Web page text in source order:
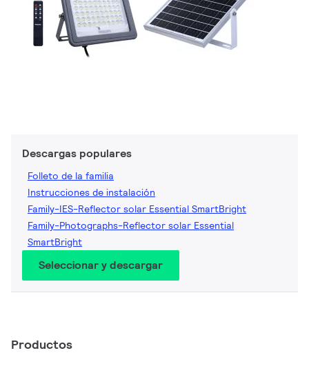
Descargas populares
Folleto de la familia
Instrucciones de instalación
Family-IES-Reflector solar Essential SmartBright
Family-Photographs-Reflector solar Essential
SmartBright
Seleccionar y descargar
Productos